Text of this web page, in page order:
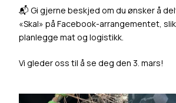
📬 Gi gjerne beskjed om du ønsker å
«Skal» på Facebook-arrangementet,
planlegge mat og logistikk.
Vi gleder oss til å se deg den 3. mars!